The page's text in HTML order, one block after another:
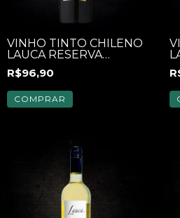
VINHO TINTO CHILENO
LAUCA RESERVA
CARMENERE 750ML
R$96,90
COMPRAR